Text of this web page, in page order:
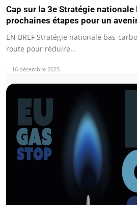
Cap sur la 3e Stratégie
prochaines étapes pour un
EN BREF Stratégie nationale bas-
route pour réduire…
16 décembre 2025